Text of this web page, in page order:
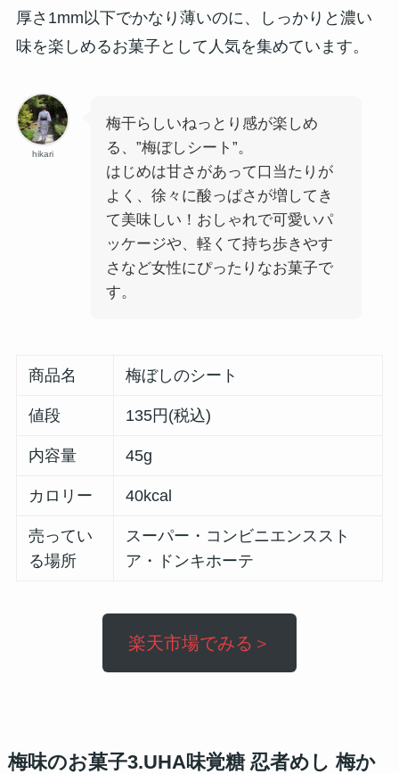
厚さ1mm以下でかなり薄いのに、しっかりと濃い
味を楽しめるお菓子として人気を集めています。
hikari
梅干らしいねっとり感が楽しめ
る、”梅ぼしシート”。
はじめは甘さがあって口当たりが
よく、徐々に酸っぱさが増してき
て美味しい！おしゃれで可愛いパ
ッケージや、軽くて持ち歩きやす
さなど女性にぴったりなお菓子で
す。
商品名 梅ぼしのシート
値段 135円(税込)
内容量 45g
カロリー 40kcal
売ってい
る場所
スーパー・コンビニエンススト
ア ・ドンキホーテ
楽天市場でみる＞
梅味のお菓子3.UHA味覚糖 忍者めし 梅か